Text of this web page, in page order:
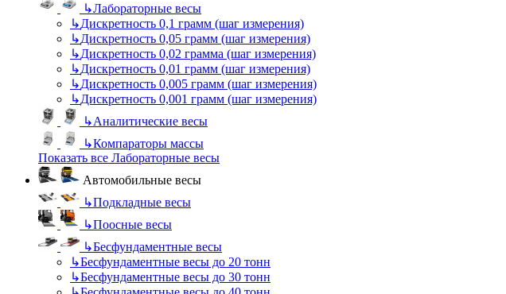
↳Лабораторные весы
↳Дискретность 0,1 грамм (шаг измерения)
↳Дискретность 0,05 грамм (шаг измерения)
↳Дискретность 0,02 грамма (шаг измерения)
↳Дискретность 0,01 грамм (шаг измерения)
↳Дискретность 0,005 грамм (шаг измерения)
↳Дискретность 0,001 грамм (шаг измерения)
↳Аналитические весы
↳Компараторы массы
Показать все Лабораторные весы
Автомобильные весы
↳Подкладные весы
↳Поосные весы
↳Бесфундаментные весы
↳Бесфундаментные весы до 20 тонн
↳Бесфундаментные весы до 30 тонн